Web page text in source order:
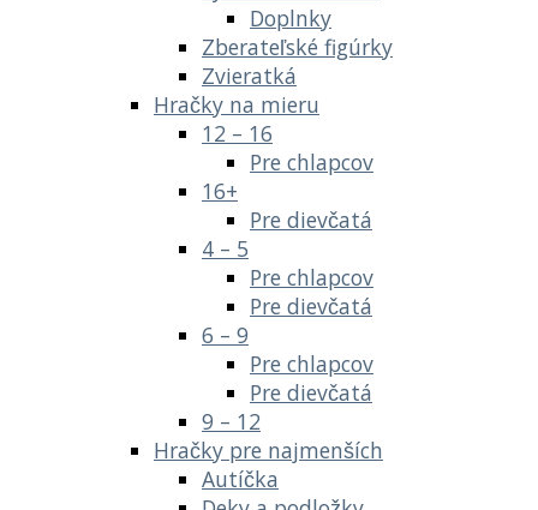
Doplnky
Zberateľské figúrky
Zvieratká
Hračky na mieru
12 – 16
Pre chlapcov
16+
Pre dievčatá
4 – 5
Pre chlapcov
Pre dievčatá
6 – 9
Pre chlapcov
Pre dievčatá
9 – 12
Hračky pre najmenších
Autíčka